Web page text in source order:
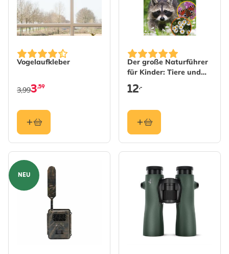
Vogelaufkleber
3,59
3,99
Der große Naturführer
für Kinder: Tiere und
Pflanzen
12,-
NEU